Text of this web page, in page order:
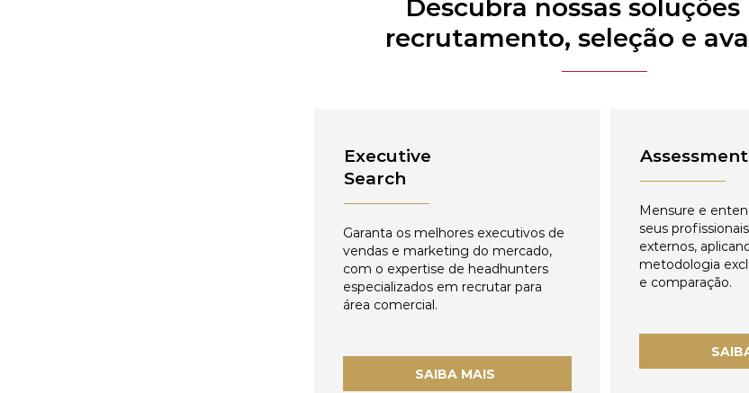
Descubra nossas soluções
recrutamento, seleção e
Executive
Search
Garanta os melhores executivos de
vendas e marketing do mercado,
com o expertise de headhunters
especializados em recrutar para
área comercial.
SAIBA MAIS
Assessment
Mensure e
seus
externos,
metodologia
e comparação.